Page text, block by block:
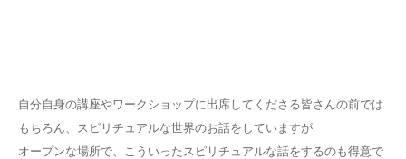
自分自身の講座やワークショップに出席してくださる皆さんの前では
もちろん、スピリチュアルな世界のお話をしていますが
オープンな場所で、こういったスピリチュアルな話をするのも得意で